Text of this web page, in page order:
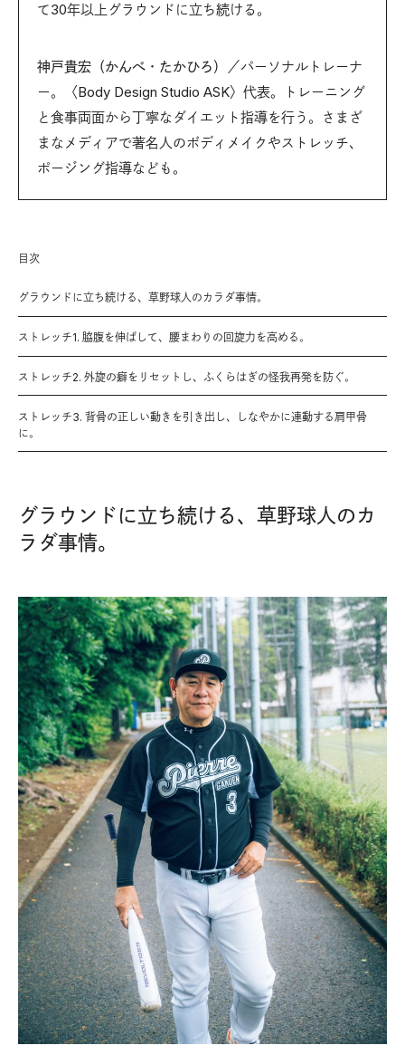
て30年以上グラウンドに立ち続ける。
神戸貴宏（かんべ・たかひろ）
／パーソナルトレーナ
ー。〈Body Design Studio ASK〉代表。トレーニング
と食事両面から丁寧なダイエット指導を行う。さまざ
まなメディアで著名人のボディメイクやストレッチ、
ポージング指導なども。
目次
グラウンドに立ち続ける、草野球人のカラダ事情。
ストレッチ1. 脇腹を伸ばして、腰まわりの回旋力を高める。
ストレッチ2. 外旋の癖をリセットし、ふくらはぎの怪我再発を防ぐ。
ストレッチ3. 背骨の正しい動きを引き出し、しなやかに連動する肩甲骨
に。
グラウンドに立ち続ける、草野球人のカ
ラダ事情。